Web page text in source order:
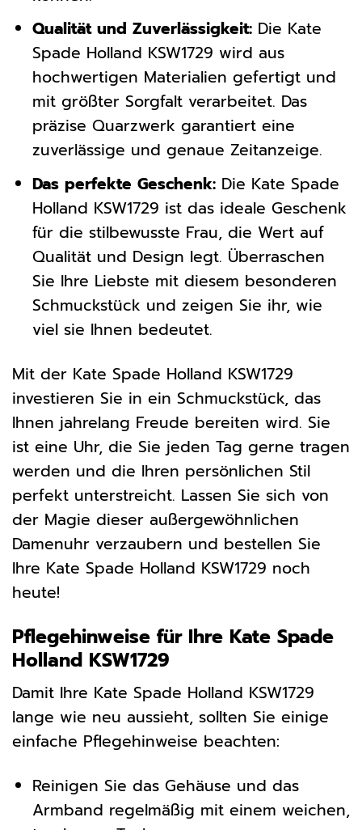
Qualität und Zuverlässigkeit:Die Kate
Spade Holland KSW1729 wird aus
hochwertigen Materialien gefertigt und
mit größter Sorgfalt verarbeitet. Das
präzise Quarzwerk garantiert eine
zuverlässige und genaue Zeitanzeige.
Das perfekte Geschenk:Die Kate Spade
Holland KSW1729 ist das ideale Geschenk
für die stilbewusste Frau, die Wert auf
Qualität und Design legt. Überraschen
Sie Ihre Liebste mit diesem besonderen
Schmuckstück und zeigen Sie ihr, wie
viel sie Ihnen bedeutet.
Mit der Kate Spade Holland KSW1729
investieren Sie in ein Schmuckstück, das
Ihnen jahrelang Freude bereiten wird. Sie
ist eine Uhr, die Sie jeden Tag gerne tragen
werden und die Ihren persönlichen Stil
perfekt unterstreicht. Lassen Sie sich von
der Magie dieser außergewöhnlichen
Damenuhr verzaubern und bestellen Sie
Ihre Kate Spade Holland KSW1729 noch
heute!
Pflegehinweise für Ihre Kate Spade
Holland KSW1729
Damit Ihre Kate Spade Holland KSW1729
lange wie neu aussieht, sollten Sie einige
einfache Pflegehinweise beachten:
Reinigen Sie das Gehäuse und das
Armband regelmäßig mit einem weichen,